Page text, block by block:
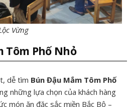
Vừng
Tôm Phố Nhỏ
dễ tìm Bún Đậu Mắm Tôm Phố
những lựa chọn của khách hàng
món ăn đặc sắc miền Bắc Bộ –